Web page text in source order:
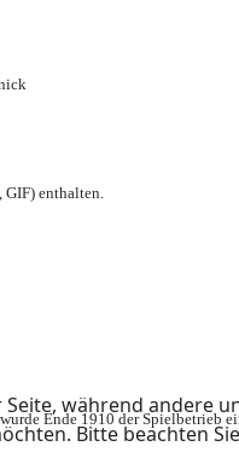
während andere
Bitte beachten
GIF) enthalten.
Ende 1910 der